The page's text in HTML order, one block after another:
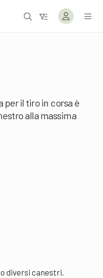
per il tiro in corsa è
alla massima
diversi canestri.